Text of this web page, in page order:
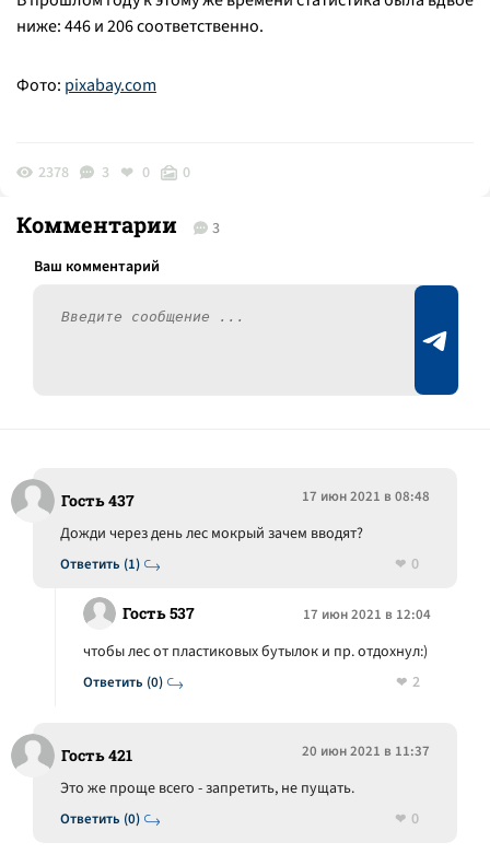
ниже: 446 и 206 соответственно.
Фото: pixabay.com
2378 3 0 0
Комментарии 3
Гость 437 17 июн 2021 в 08:48
Ответить (1)
Дожди через день лес мокрый зачем вводят?
0
Гость 537 17 июн 2021 в 12:04
Ответить (0)
чтобы лес от пластиковых бутылок и пр. отдохнул:)
2
Гость 421 20 июн 2021 в 11:37
Ответить (0)
Это же проще всего - запретить, не пущать.
0